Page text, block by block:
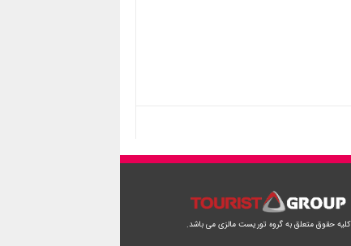
کلیه حقوق متعلق به گروه توریست مالزی می باشد.